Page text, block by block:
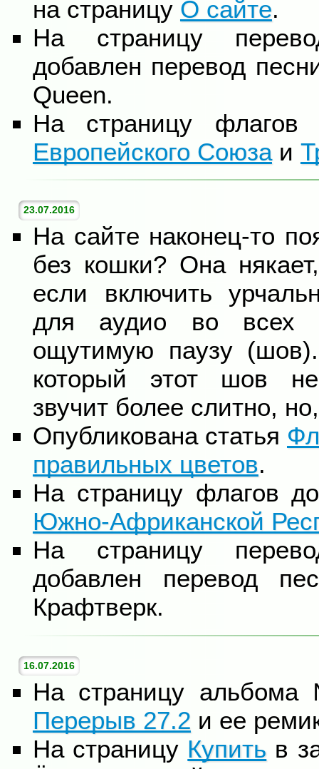
на страницу О сайте.
На страницу
добавлен перевод
Queen.
На страницу
Европейского Союзаи
23.07.2016
На сайте наконец-то
без кошки? Она
если включить
для аудио во всех
ощутимую паузу
который этот шов
звучит более слитно,
Опубликована статья
правильных цветов.
На страницу флагов
Южно-Африканской
На страницу
добавлен перевод
Крафтверк.
16.07.2016
На страницу
Перерыв 27.2 и ее
На страницу Купить в